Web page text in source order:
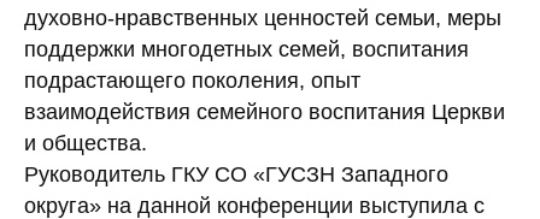
духовно-нравственных ценностей семьи, меры
поддержки многодетных семей, воспитания
подрастающего поколения, опыт
взаимодействия семейного воспитания Церкви
и общества.
Руководитель ГКУ СО «ГУСЗН Западного
округа» на данной конференции выступила с
Электронная